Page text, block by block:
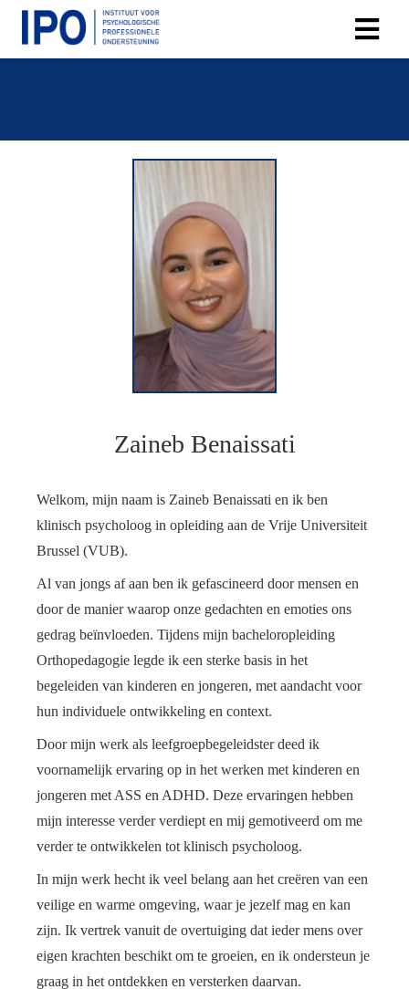
Zaineb Benaissati
Welkom, mijn naam is Zaineb Benaissati en ik ben
klinisch psycholoog in opleiding aan de Vrije Universiteit
Brussel (VUB).
Al van jongs af aan ben ik gefascineerd door mensen en
door de manier waarop onze gedachten en emoties ons
gedrag beïnvloeden. Tijdens mijn bacheloropleiding
Orthopedagogie legde ik een sterke basis in het
begeleiden van kinderen en jongeren, met aandacht voor
hun individuele ontwikkeling en context.
Door mijn werk als leefgroepbegeleidster deed ik
voornamelijk ervaring op in het werken met kinderen en
jongeren met ASS en ADHD. Deze ervaringen hebben
mijn interesse verder verdiept en mij gemotiveerd om me
verder te ontwikkelen tot klinisch psycholoog.
In mijn werk hecht ik veel belang aan het creëren van een
veilige en warme omgeving, waar je jezelf mag en kan
zijn. Ik vertrek vanuit de overtuiging dat ieder mens over
eigen krachten beschikt om te groeien, en ik ondersteun je
graag in het ontdekken en versterken daarvan.